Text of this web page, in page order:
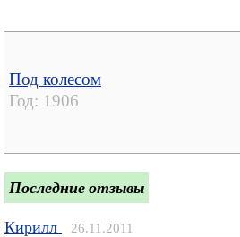
Под колесом
Год: 1906
Последние отзывы
Кирилл 26.11.2011